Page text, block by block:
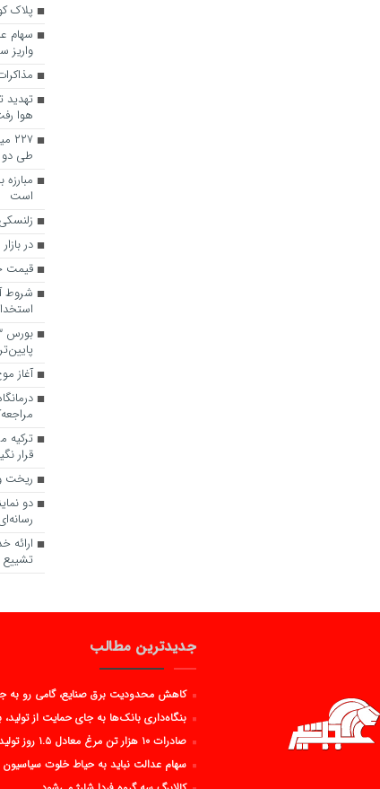
پلاک کوبی ۵ هزار اصله درخت
سهام
واریز
تهدید
هوا
طی دو
است
در
قیمت
شروط
پایین‌تر
آغاز
ترکیه
قرار
ریخت
دو
تشییع
جدیدترین مطالب
کاهش محدودیت برق صنایع، گامی رو به
بنگاه‌داری بانک‌ها به جای حمایت از
صادرات ۱۰ هزار تن مرغ معادل ۱.۵ روز تولید کشور است
سهام عدالت نباید به حیاط خلوت